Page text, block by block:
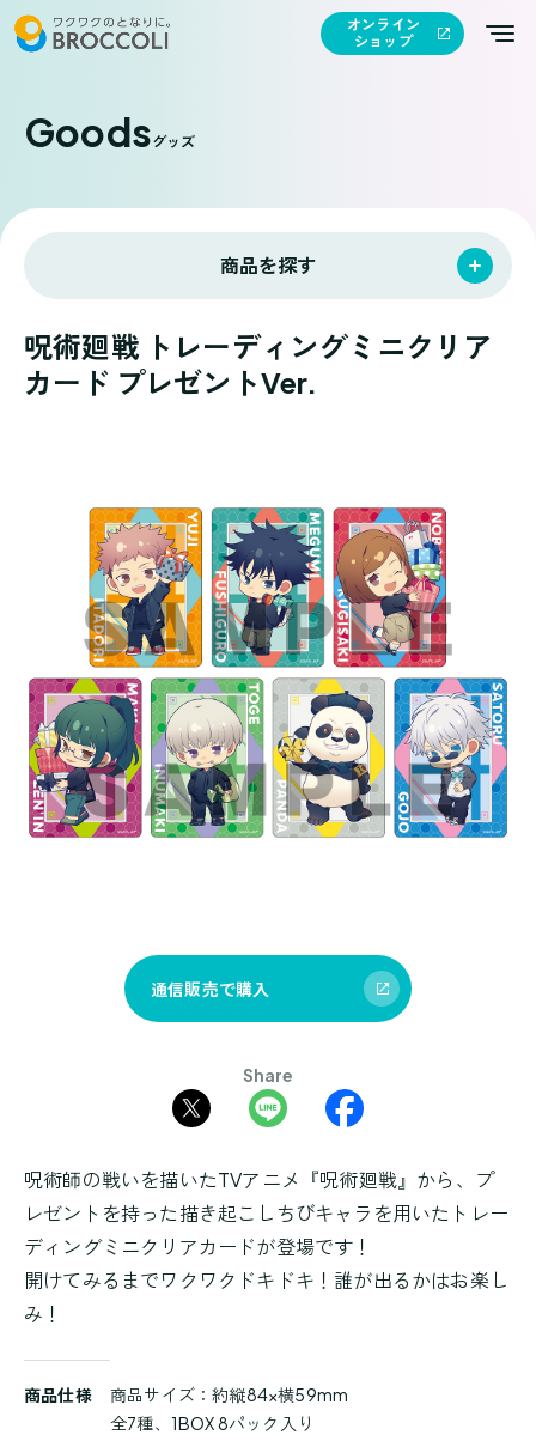
オンライン
ショップ
Goodsグッズ
商品を探す
呪術廻戦 トレーディングミニクリア
カード プレゼントVer.
通信販売で購入
Share
呪術師の戦いを描いたTVアニメ『呪術廻戦』から、プ
レゼントを持った描き起こしちびキャラを用いたトレー
ディングミニクリアカードが登場です！
開けてみるまでワクワクドキドキ！誰が出るかはお楽し
み！
品
商品仕様
商品サイズ：約縦84×横59mm
全7種、1BOX 8パック入り